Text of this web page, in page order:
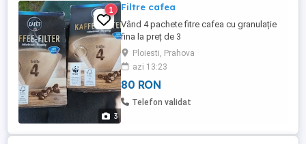
3
1 Filtre cafea
Vând 4 pachete fitre cafea cu granulație
fina la preț de 3
Ploiesti, Prahova
azi 13:23
80 RON
Telefon validat